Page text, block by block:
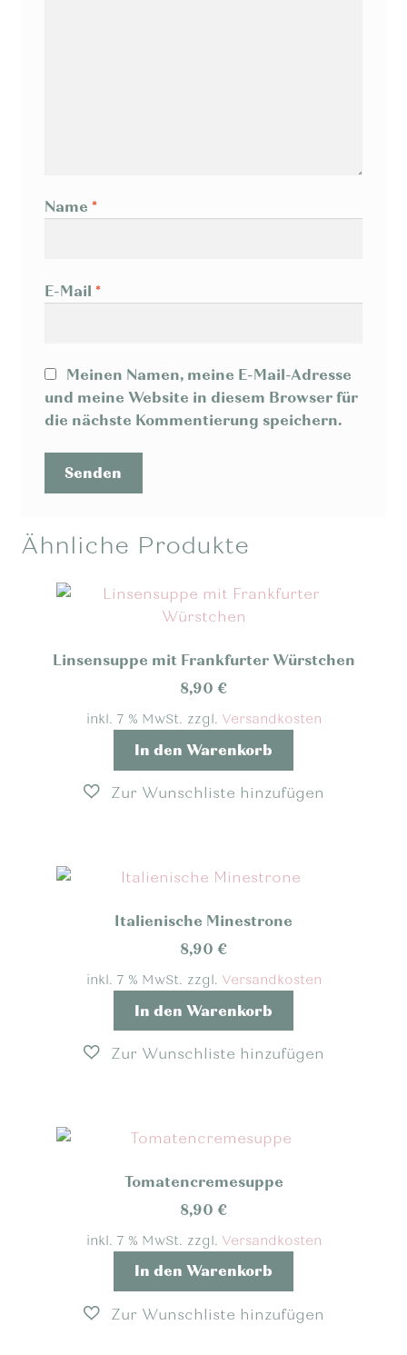
Name *
E-Mail *
Meinen Namen, meine E-Mail-Adresse
und meine Website in diesem Browser für
die nächste Kommentierung speichern.
Ähnliche Produkte
Linsensuppe mit Frankfurter Würstchen
8,90 €
inkl. 7 % MwSt. zzgl. Versandkosten
In den Warenkorb
Italienische Minestrone
8,90 €
inkl. 7 % MwSt. zzgl. Versandkosten
In den Warenkorb
Tomatencremesuppe
8,90 €
inkl. 7 % MwSt. zzgl. Versandkosten
In den Warenkorb